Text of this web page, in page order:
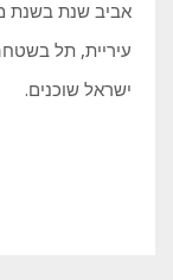
אביב שנת בשנת
עיריית, תל
ישראל שוכנים.